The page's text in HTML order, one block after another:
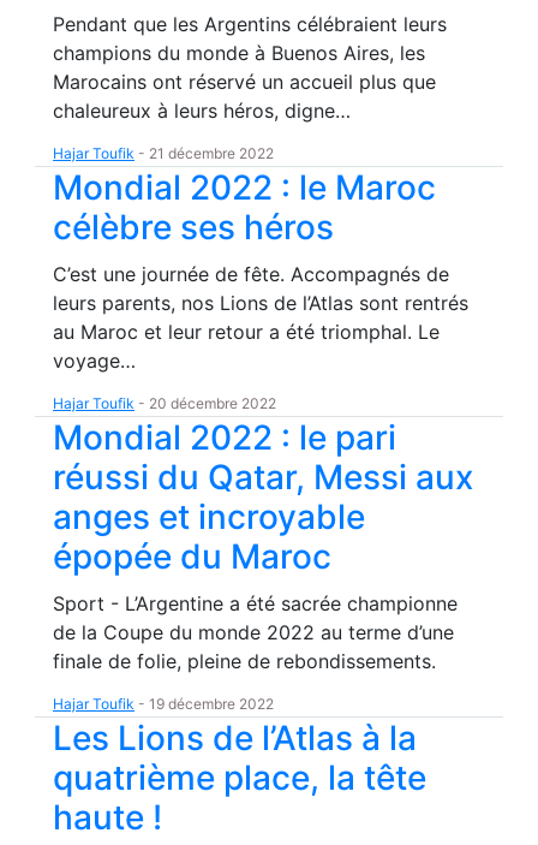
Pendant que les Argentins célébraient leurs
champions du monde à Buenos Aires, les
Marocains ont réservé un accueil plus que
chaleureux à leurs héros, digne…
Hajar Toufik - 21 décembre 2022
Mondial 2022 : le Maroc
célèbre ses héros
C’est une journée de fête. Accompagnés de
leurs parents, nos Lions de l’Atlas sont rentrés
au Maroc et leur retour a été triomphal. Le
voyage…
Hajar Toufik - 20 décembre 2022
Mondial 2022 : le pari
réussi du Qatar, Messi aux
anges et incroyable
épopée du Maroc
Sport - L’Argentine a été sacrée championne
de la Coupe du monde 2022 au terme d’une
finale de folie, pleine de rebondissements.
Hajar Toufik - 19 décembre 2022
Les Lions de l’Atlas à la
quatrième place, la tête
haute !